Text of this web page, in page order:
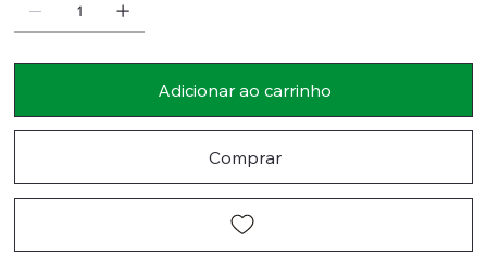
Adicionar ao carrinho
Comprar